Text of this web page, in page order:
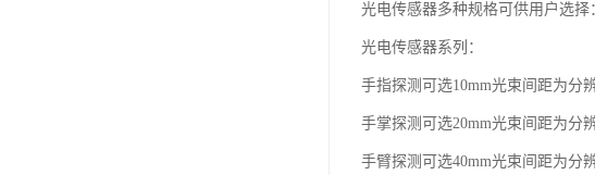
光电传感器多种规格可供用户选择
光电传感器系列：
手指探测可选10mm光束间距为分
手掌探测可选20mm光束间距为分
手臂探测可选40mm光束间距为分